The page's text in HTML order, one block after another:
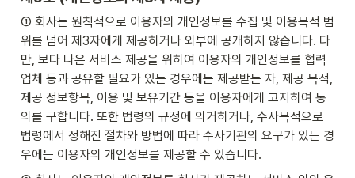
① 회사는 원칙적으로 이용자의 개인정보를 수집 및 이용목적 범
위를 넘어 제3자에게 제공하거나 외부에 공개하지 않습니다. 다
만, 보다 나은 서비스 제공을 위하여 이용자의 개인정보를 협력
업체 등과 공유할 필요가 있는 경우에는 제공받는 자, 제공 목적,
제공 정보항목, 이용 및 보유기간 등을 이용자에게 고지하여 동
의를 구합니다. 또한 법령의 규정에 의거하거나, 수사목적으로
법령에서 정해진 절차와 방법에 따라 수사기관의 요구가 있는 경
우에는 이용자의 개인정보를 제공할 수 있습니다.